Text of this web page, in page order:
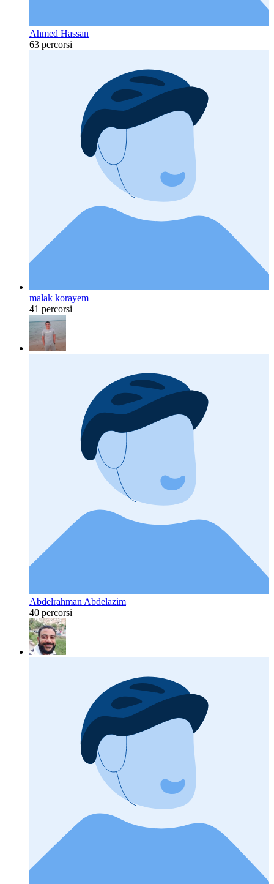
Ahmed Hassan
63 percorsi
malak korayem
41 percorsi
Abdelrahman Abdelazim
40 percorsi